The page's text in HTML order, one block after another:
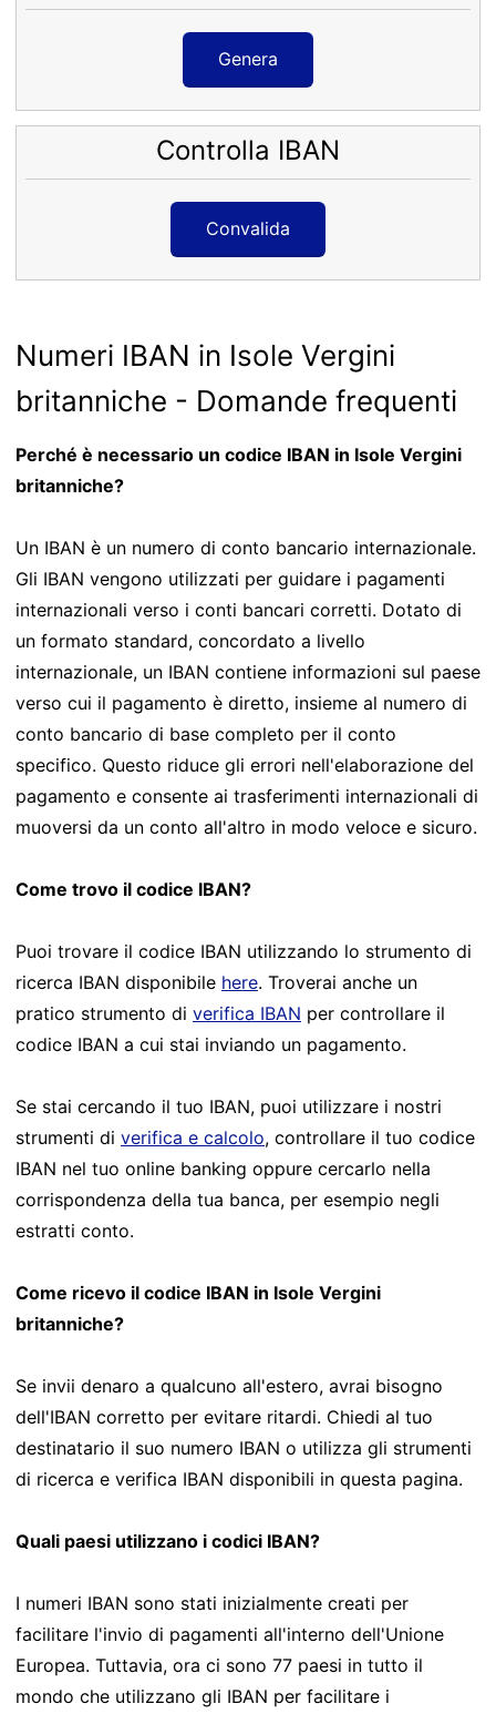
Genera
Controlla IBAN
Convalida
Numeri IBAN in Isole Vergini
britanniche - Domande frequenti
Perché è necessario un codice IBAN in Isole Vergini
britanniche?
Un IBAN è un numero di conto bancario internazionale.
Gli IBAN vengono utilizzati per guidare i pagamenti
internazionali verso i conti bancari corretti. Dotato di
un formato standard, concordato a livello
internazionale, un IBAN contiene informazioni sul paese
verso cui il pagamento è diretto, insieme al numero di
conto bancario di base completo per il conto
specifico. Questo riduce gli errori nell'elaborazione del
pagamento e consente ai trasferimenti internazionali di
muoversi da un conto all'altro in modo veloce e sicuro.
Come trovo il codice IBAN?
Puoi trovare il codice IBAN utilizzando lo strumento di
ricerca IBAN disponibile here. Troverai anche un
pratico strumento di verifica IBAN per controllare il
codice IBAN a cui stai inviando un pagamento.
Se stai cercando il tuo IBAN, puoi utilizzare i nostri
strumenti di verifica e calcolo, controllare il tuo codice
IBAN nel tuo online banking oppure cercarlo nella
corrispondenza della tua banca, per esempio negli
estratti conto.
Come ricevo il codice IBAN in Isole Vergini
britanniche?
Se invii denaro a qualcuno all'estero, avrai bisogno
dell'IBAN corretto per evitare ritardi. Chiedi al tuo
destinatario il suo numero IBAN o utilizza gli strumenti
di ricerca e verifica IBAN disponibili in questa pagina.
Quali paesi utilizzano i codici IBAN?
I numeri IBAN sono stati inizialmente creati per
facilitare l'invio di pagamenti all'interno dell'Unione
Europea. Tuttavia, ora ci sono 77 paesi in tutto il
mondo che utilizzano gli IBAN per facilitare i